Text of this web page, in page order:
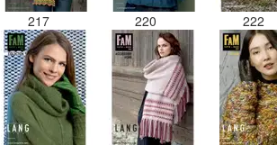
217 220 222